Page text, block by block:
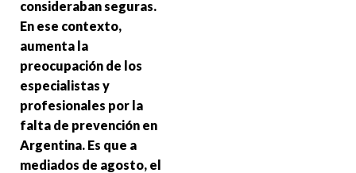
consideraban seguras.
En ese contexto,
aumenta la
preocupación de los
especialistas y
profesionales por la
falta de prevención en
Argentina. Es que a
mediados de agosto, el